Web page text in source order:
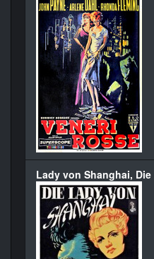
Lady von Shanghai, Die